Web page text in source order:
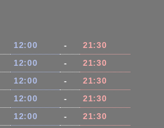
12:00 -
21:30
12:00 -
21:30
12:00 -
21:30
12:00 -
21:30
12:00 -
21:30